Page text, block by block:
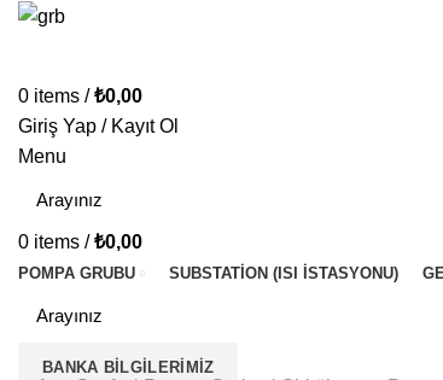
0 items / ₺0,00
Giriş Yap / Kayıt Ol
Menu
0 items / ₺0,00
POMPA GRUBU SUBSTATION (ISI İSTASYONU)
BANKA BILGILERIMIZ